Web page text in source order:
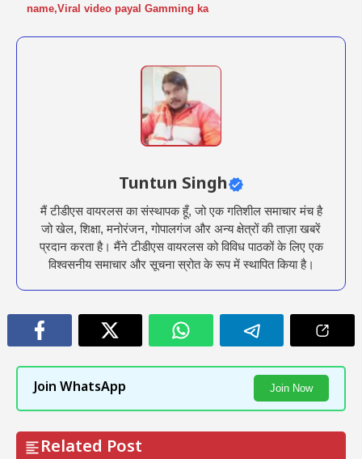
name,Viral video payal Gamming ka
Tuntun Singh
मैं टीडीएस वायरलस का संस्थापक हूँ, जो एक गतिशील समाचार मंच है
जो खेल, शिक्षा, मनोरंजन, गोपालगंज और अन्य क्षेत्रों की ताज़ा खबरें
प्रदान करता है। मैंने टीडीएस वायरलस को विविध पाठकों के लिए एक
विश्वसनीय समाचार और सूचना स्रोत के रूप में स्थापित किया है।
Join WhatsApp Join Now
Related Post